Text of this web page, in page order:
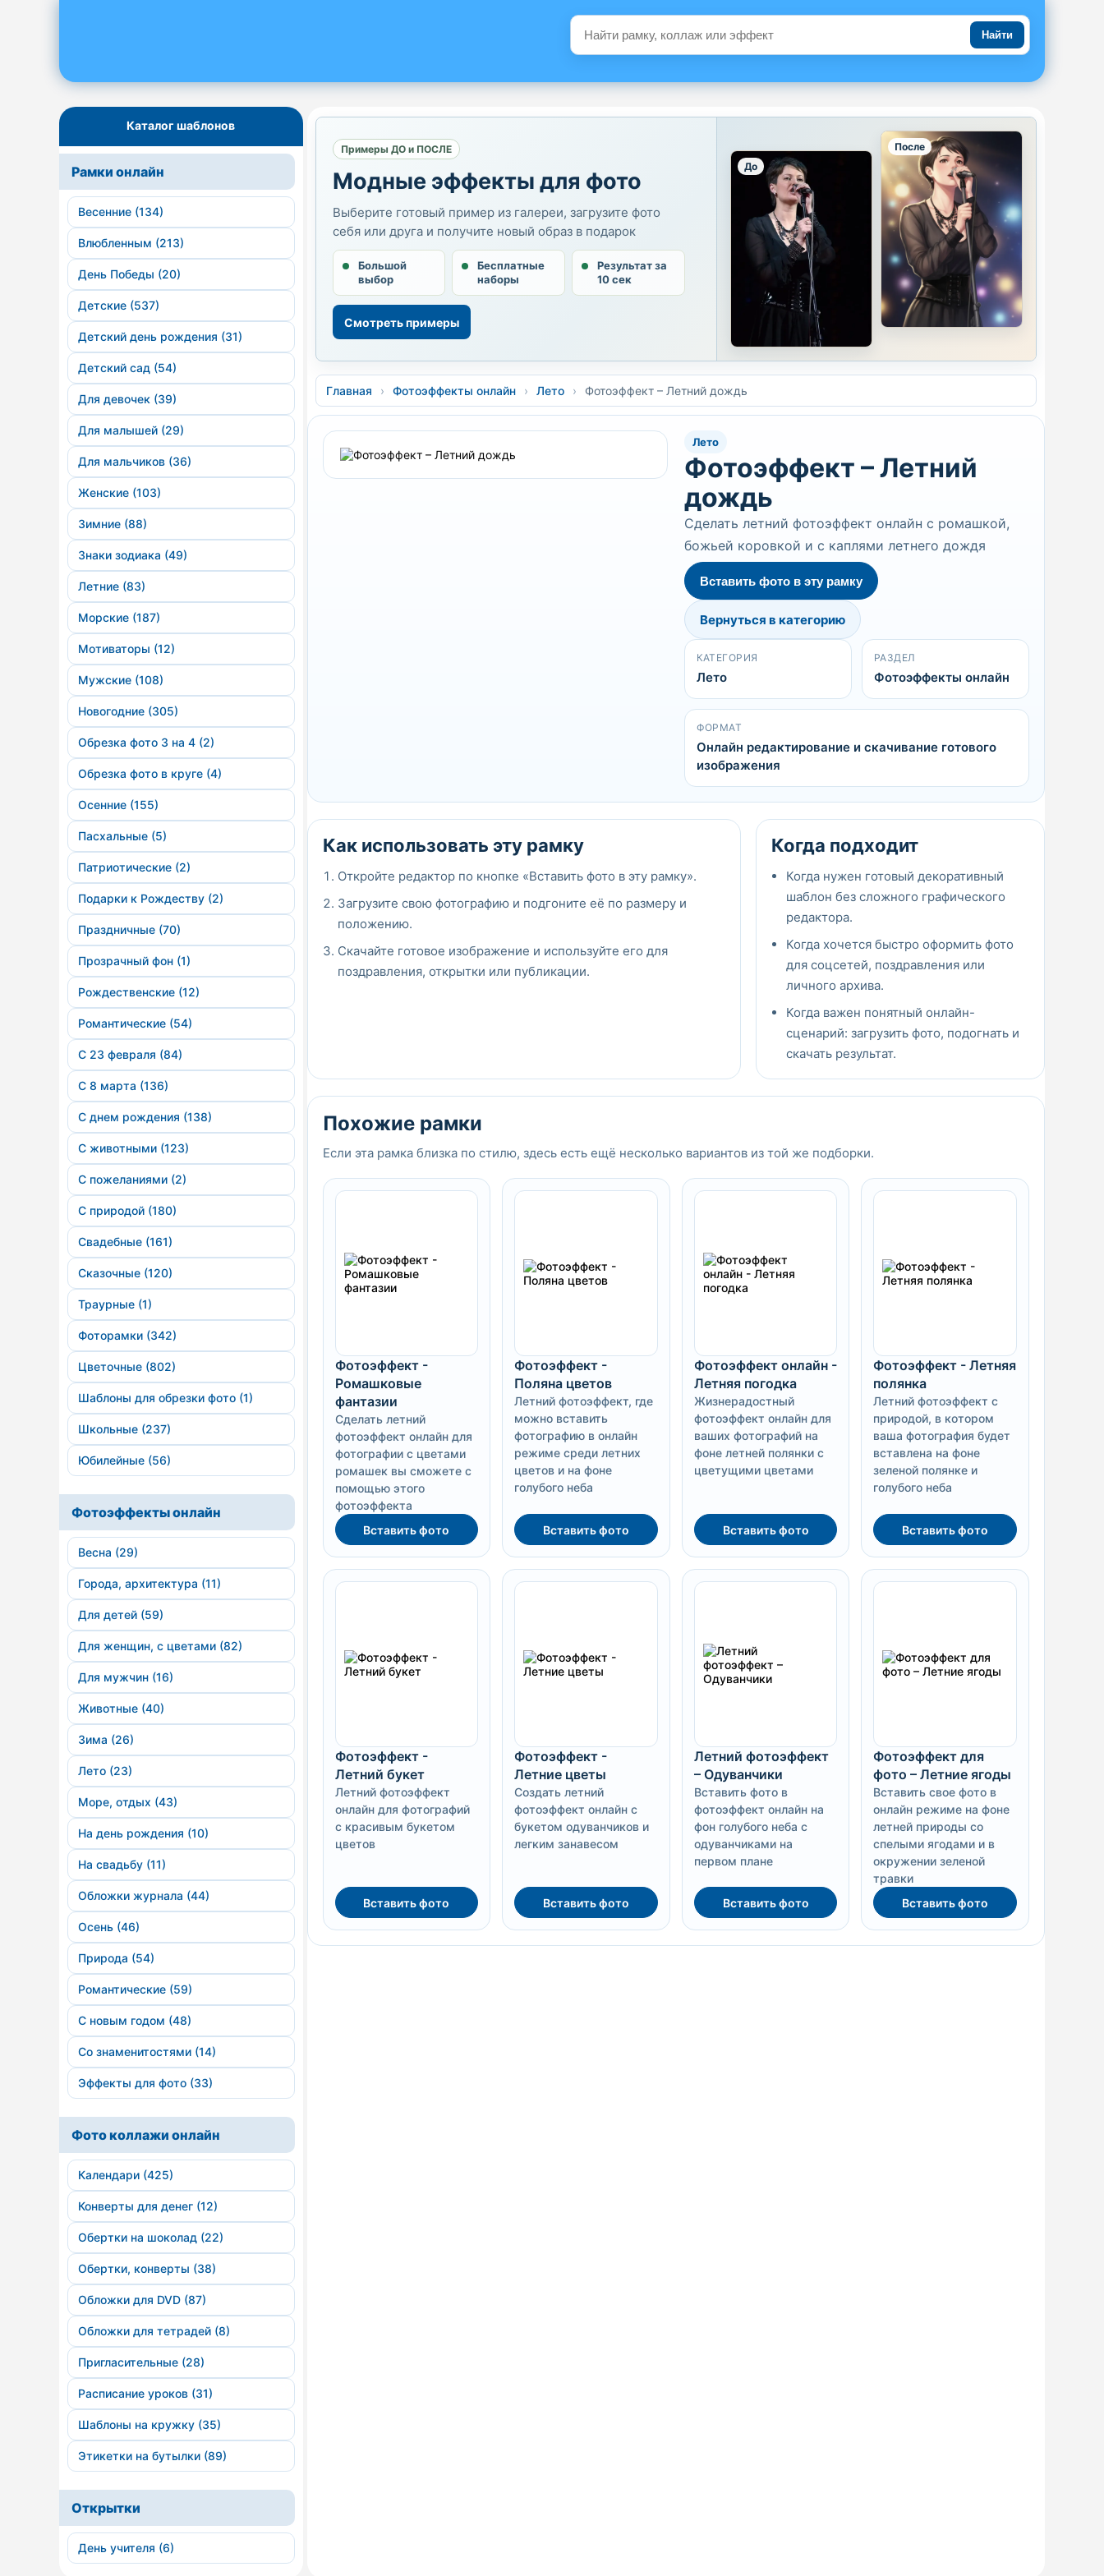
Найти
Каталог шаблонов
Рамки онлайн
Весенние (134)
Влюбленным (213)
День Победы (20)
Детские (537)
Детский день рождения (31)
Детский сад (54)
Для девочек (39)
Для малышей (29)
Для мальчиков (36)
Женские (103)
Зимние (88)
Знаки зодиака (49)
Летние (83)
Морские (187)
Мотиваторы (12)
Мужские (108)
Новогодние (305)
Обрезка фото 3 на 4 (2)
Обрезка фото в круге (4)
Осенние (155)
Пасхальные (5)
Патриотические (2)
Подарки к Рождеству (2)
Праздничные (70)
Прозрачный фон (1)
Рождественские (12)
Романтические (54)
С 23 февраля (84)
С 8 марта (136)
С днем рождения (138)
С животными (123)
С пожеланиями (2)
С природой (180)
Свадебные (161)
Сказочные (120)
Траурные (1)
Фоторамки (342)
Цветочные (802)
Шаблоны для обрезки фото (1)
Школьные (237)
Юбилейные (56)
Фотоэффекты онлайн
Весна (29)
Города, архитектура (11)
Для детей (59)
Для женщин, с цветами (82)
Для мужчин (16)
Животные (40)
Зима (26)
Лето (23)
Море, отдых (43)
На день рождения (10)
На свадьбу (11)
Обложки журнала (44)
Осень (46)
Природа (54)
Романтические (59)
С новым годом (48)
Со знаменитостями (14)
Эффекты для фото (33)
Фото коллажи онлайн
Календари (425)
Конверты для денег (12)
Обертки на шоколад (22)
Обертки, конверты (38)
Обложки для DVD (87)
Обложки для тетрадей (8)
Пригласительные (28)
Расписание уроков (31)
Шаблоны на кружку (35)
Этикетки на бутылки (89)
Открытки
День учителя (6)
Примеры ДО и ПОСЛЕ
Модные эффекты для фото
Выберите готовый пример из галереи, загрузите фото
себя или друга и получите новый образ в подарок
Большой
выбор
Бесплатные
наборы
Результат за
10 сек
Смотреть примеры
До
После
Главная › Фотоэффекты онлайн › Лето › Фотоэффект – Летний дождь
Лето
Фотоэффект – Летний
дождь
Сделать летний фотоэффект онлайн с ромашкой,
божьей коровкой и с каплями летнего дождя
Вставить фото в эту рамку
Вернуться в категорию
КАТЕГОРИЯ
Лето
РАЗДЕЛ
Фотоэффекты онлайн
ФОРМАТ
Онлайн редактирование и скачивание готового
изображения
Как использовать эту рамку
Откройте редактор по кнопке «Вставить фото в эту рамку».
Загрузите свою фотографию и подгоните её по размеру и
положению.
Скачайте готовое изображение и используйте его для
поздравления, открытки или публикации.
Когда подходит
Когда нужен готовый декоративный
шаблон без сложного графического
редактора.
Когда хочется быстро оформить фото
для соцсетей, поздравления или
личного архива.
Когда важен понятный онлайн-
сценарий: загрузить фото, подогнать и
скачать результат.
Похожие рамки
Если эта рамка близка по стилю, здесь есть ещё несколько вариантов из той же подборки.
Фотоэффект -
Ромашковые
фантазии
Сделать летний
фотоэффект онлайн для
фотографии с цветами
ромашек вы сможете с
помощью этого
фотоэффекта
Вставить фото
Фотоэффект -
Поляна цветов
Летний фотоэффект, где
можно вставить
фотографию в онлайн
режиме среди летних
цветов и на фоне
голубого неба
Вставить фото
Фотоэффект онлайн -
Летняя погодка
Жизнерадостный
фотоэффект онлайн для
ваших фотографий на
фоне летней полянки с
цветущими цветами
Вставить фото
Фотоэффект - Летняя
полянка
Летний фотоэффект с
природой, в котором
ваша фотография будет
вставлена на фоне
зеленой полянке и
голубого неба
Вставить фото
Фотоэффект -
Летний букет
Летний фотоэффект
онлайн для фотографий
с красивым букетом
цветов
Вставить фото
Фотоэффект -
Летние цветы
Создать летний
фотоэффект онлайн с
букетом одуванчиков и
легким занавесом
Вставить фото
Летний фотоэффект
– Одуванчики
Вставить фото в
фотоэффект онлайн на
фон голубого неба с
одуванчиками на
первом плане
Вставить фото
Фотоэффект для
фото – Летние ягоды
Вставить свое фото в
онлайн режиме на фоне
летней природы со
спелыми ягодами и в
окружении зеленой
травки
Вставить фото